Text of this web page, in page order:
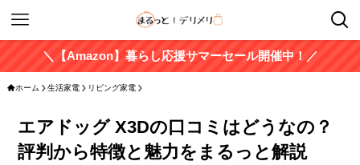
＼【Amazon】暮らし応援サマーセール開催中！／
ホーム 生活家電 リビング家電
エアドッグ X3Dの口コミはどうなの？
評判から特徴と魅力をまるっと解説